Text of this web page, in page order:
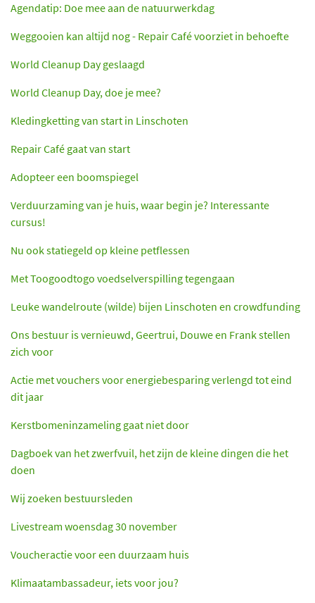
Agendatip: Doe mee aan de natuurwerkdag
Weggooien kan altijd nog - Repair Café voorziet in behoefte
World Cleanup Day geslaagd
World Cleanup Day, doe je mee?
Kledingketting van start in Linschoten
Repair Café gaat van start
Adopteer een boomspiegel
Verduurzaming van je huis, waar begin je? Interessante
cursus!
Nu ook statiegeld op kleine petflessen
Met Toogoodtogo voedselverspilling tegengaan
Leuke wandelroute (wilde) bijen Linschoten en crowdfunding
Ons bestuur is vernieuwd, Geertrui, Douwe en Frank stellen
zich voor
Actie met vouchers voor energiebesparing verlengd tot eind
dit jaar
Kerstbomeninzameling gaat niet door
Dagboek van het zwerfvuil, het zijn de kleine dingen die het
doen
Wij zoeken bestuursleden
Livestream woensdag 30 november
Voucheractie voor een duurzaam huis
Klimaatambassadeur, iets voor jou?